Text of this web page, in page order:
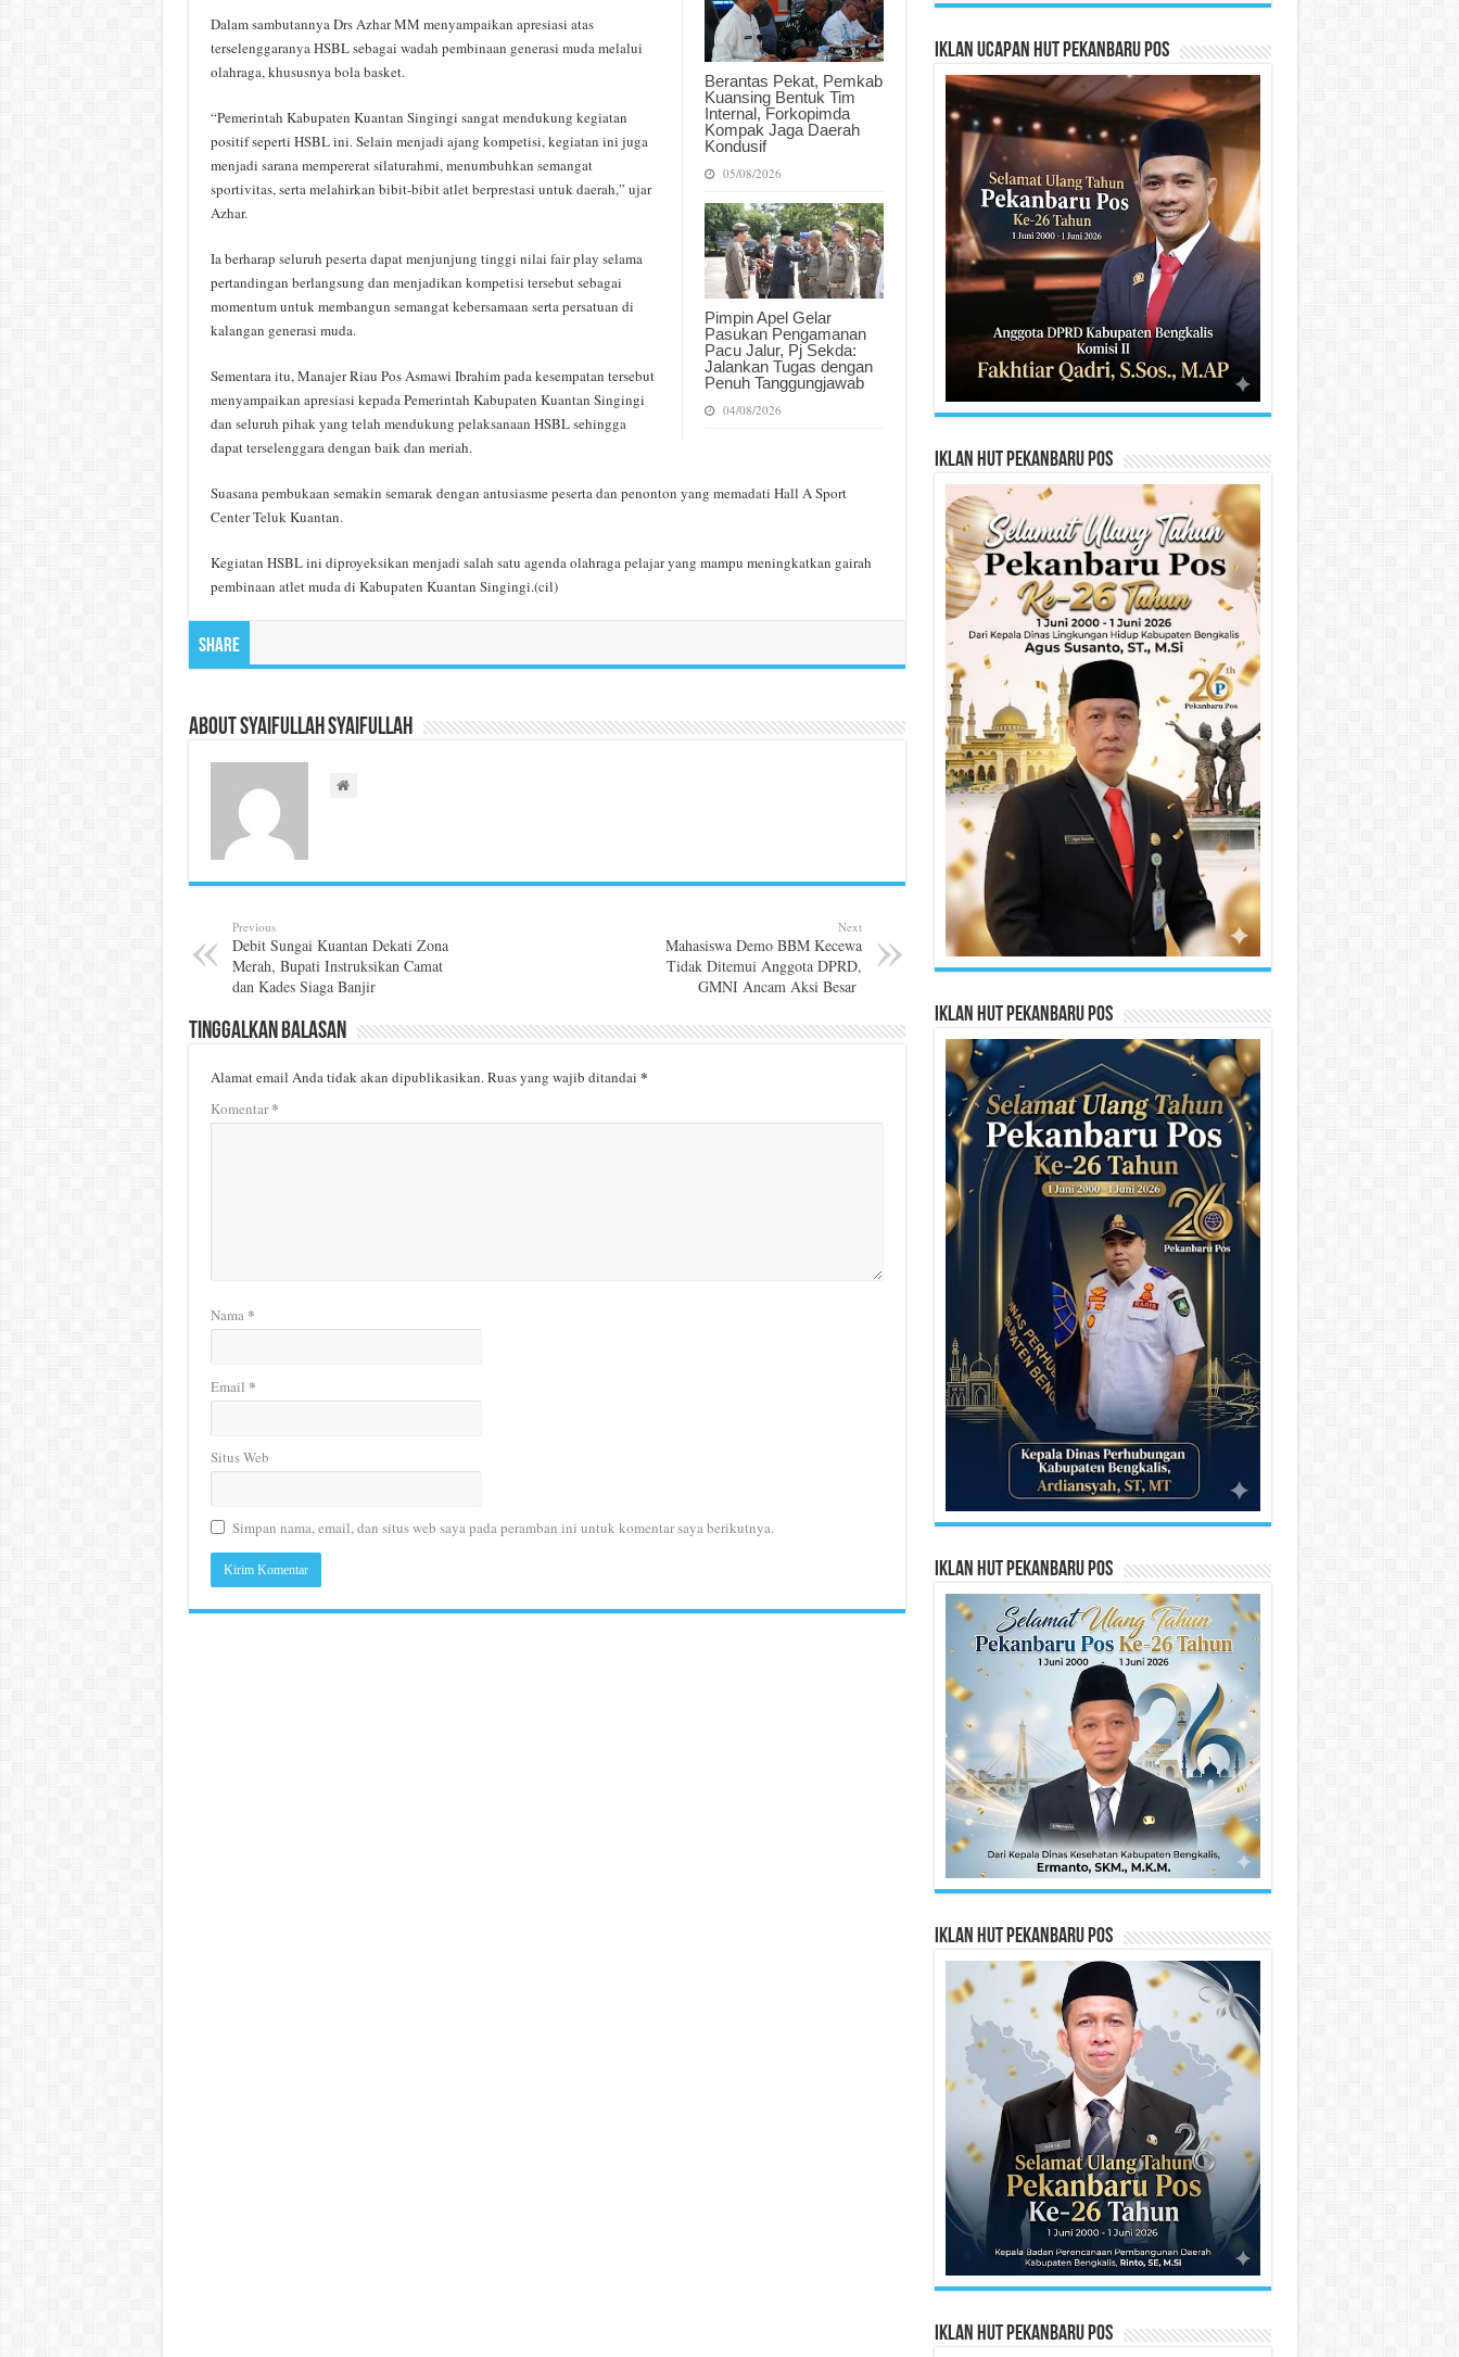
Berantas Pekat, Pemkab
Kuansing Bentuk Tim
Internal, Forkopimda
Kompak Jaga Daerah
Kondusif
05/08/2026
Pimpin Apel Gelar
Pasukan Pengamanan
Pacu Jalur, Pj Sekda:
Jalankan Tugas dengan
Penuh Tanggungjawab
04/08/2026
Dalam sambutannya Drs Azhar MM menyampaikan apresiasi atas
terselenggaranya HSBL sebagai wadah pembinaan generasi muda melalui
olahraga, khususnya bola basket.
“Pemerintah Kabupaten Kuantan Singingi sangat mendukung kegiatan
positif seperti HSBL ini. Selain menjadi ajang kompetisi, kegiatan ini juga
menjadi sarana mempererat silaturahmi, menumbuhkan semangat
sportivitas, serta melahirkan bibit-bibit atlet berprestasi untuk daerah,” ujar
Azhar.
Ia berharap seluruh peserta dapat menjunjung tinggi nilai fair play selama
pertandingan berlangsung dan menjadikan kompetisi tersebut sebagai
momentum untuk membangun semangat kebersamaan serta persatuan di
kalangan generasi muda.
Sementara itu, Manajer Riau Pos Asmawi Ibrahim pada kesempatan tersebut
menyampaikan apresiasi kepada Pemerintah Kabupaten Kuantan Singingi
dan seluruh pihak yang telah mendukung pelaksanaan HSBL sehingga
dapat terselenggara dengan baik dan meriah.
Suasana pembukaan semakin semarak dengan antusiasme peserta dan penonton yang memadati Hall A Sport
Center Teluk Kuantan.
Kegiatan HSBL ini diproyeksikan menjadi salah satu agenda olahraga pelajar yang mampu meningkatkan gairah
pembinaan atlet muda di Kabupaten Kuantan Singingi.(cil)
Share
About Syaifullah Syaifullah
Previous
Debit Sungai Kuantan Dekati Zona
Merah, Bupati Instruksikan Camat
dan Kades Siaga Banjir
Next
Mahasiswa Demo BBM Kecewa
Tidak Ditemui Anggota DPRD,
GMNI Ancam Aksi Besar
Tinggalkan Balasan
Alamat email Anda tidak akan dipublikasikan.Ruas yang wajib ditandai *
Komentar*
Nama *
Email *
Situs Web
Simpan nama, email, dan situs web saya pada peramban ini untuk komentar saya berikutnya.
Iklan Ucapan HUT Pekanbaru Pos
Iklan HUT Pekanbaru Pos
Iklan HUT Pekanbaru Pos
Iklan HUT Pekanbaru Pos
Iklan HUT Pekanbaru Pos
Iklan HUT Pekanbaru Pos